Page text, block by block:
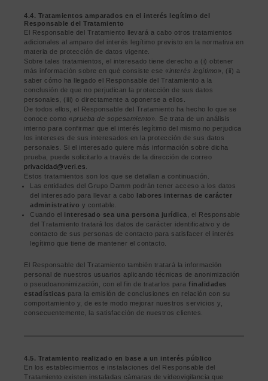
4.4. Tratamientos amparados en el interés legítimo del
Responsable del Tratamiento
El Responsable del Tratamiento llevará a cabo otros tratamientos
adicionales al amparo del interés legítimo previsto en la normativa en
materia de protección de datos vigente.
Sobre tales tratamientos, el interesado tiene derecho a (i) obtener
más información sobre en qué consiste ese «interés legítimo», (ii) a
saber cómo ha llegado el Responsable del Tratamiento a la
conclusión de que no perjudican la protección de sus datos
personales, (iii) o directamente a oponerse a ellos.
De todos ellos, el Responsable del Tratamiento ha hecho lo que se
conoce como «prueba de sopesamiento». Se trata de un análisis
interno para confirmar que el interés legítimo del mismo no perjudica
los intereses de sus interesados en la protección de sus datos
personales. Si el interesado quiere más información sobre dicha
prueba, puede solicitarlo a través de la dirección de correo
privacidad@veri.es
Estos tratamientos son los que se detallan a continuación.
Las entidades del Grupo Damm podrán tener acceso a los datos
del interesado para llevar a cabo labores internas de carácter
administrativo y contable.
Cuando el interesado sea una persona jurídica
, el Responsable
del Tratamiento tratará los datos de carácter identificativo y de
contacto de sus personas de contacto para satisfacer el interés
legítimo que tiene de mantener el contacto.
El Responsable del Tratamiento también tratará la información
personal de nuestros usuarios aplicando técnicas de anonimización
o pseudoanonimización, con el fin de tratarlos para finalidades
estadísticas para la emisión de conclusiones en relación con su
comportamiento y, de este modo mejorar nuestros servicios y,
consecuentemente, la satisfacción de nuestros clientes.
4.5. Tratamiento realizado en base a un interés público
En los establecimientos e instalaciones del Responsable del
Tratamiento existen instaladas cámaras de videovigilancia que